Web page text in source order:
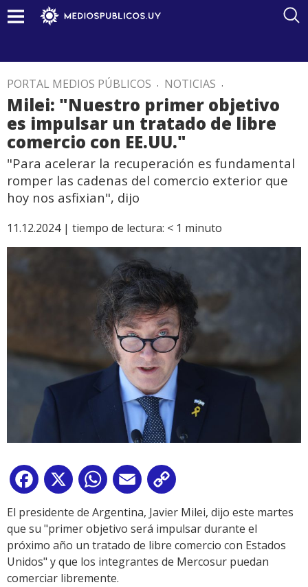
PORTAL MEDIOS PÚBLICOS . NOTICIAS .
Milei: "Nuestro primer objetivo
es impulsar un tratado de libre
comercio con EE.UU."
"Para acelerar la recuperación es fundamental
romper las cadenas del comercio exterior que
hoy nos asfixian", dijo
11.12.2024 | tiempo de lectura: < 1 minuto
Facebook
X WhatsApp
Email
Link
El presidente de Argentina, Javier Milei, dijo este martes
que su "primer objetivo será impulsar durante el
próximo año un tratado de libre comercio con Estados
Unidos" y que los integrantes de Mercosur puedan
comerciar libremente.